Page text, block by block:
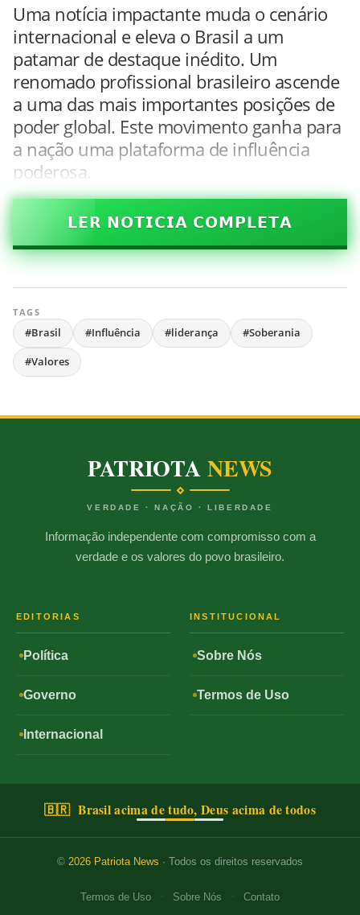
Uma notícia impactante muda o cenário
internacional e eleva o Brasil a um
patamar de destaque inédito. Um
renomado profissional brasileiro ascende
a uma das mais importantes posições de
poder global. Este movimento ganha para
a nação uma plataforma de influência
poderosa.
𝗟𝗘𝗥 𝗡𝗢𝗧𝗜𝗖𝗜𝗔 𝗖𝗢𝗠𝗣𝗟𝗘𝗧𝗔
TAGS
#Brasil #Influência #liderança
#Soberania
#Valores
PATRIOTANEWS
VERDADE · NAÇÃO · LIBERDADE
Informação independente com compromisso com a
verdade e os valores do povo brasileiro.
EDITORIAS
Política
Governo
Internacional
INSTITUCIONAL
Sobre Nós
Termos de Uso
🇧🇷 Brasil acima de tudo, Deus acima de todos
© 2026 Patriota News · Todos os direitos reservados
Termos de Uso · Sobre Nós · Contato